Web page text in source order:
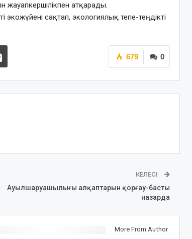
атқарады.
сақтап, экологиялық тепе-теңдікті
0
679
КЕЛЕСІ
Ауылшаруашылығы алқаптарын қорғау-басты
назарда
More From Author